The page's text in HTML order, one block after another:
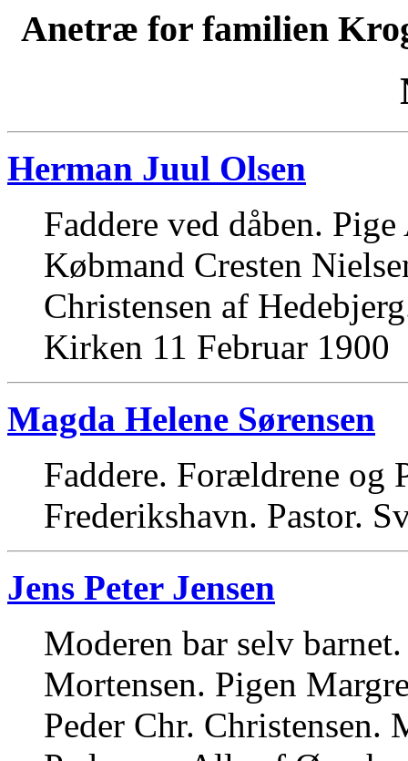
Anetræ for familien
Herman Juul Olsen
Faddere ved dåben.
Købmand Cresten
Christensen af
Kirken 11 Februar 1900
Magda Helene Sørensen
Faddere. Forældrene og
Frederikshavn. Pastor.
Jens Peter Jensen
Moderen bar selv
Mortensen. Pigen
Peder Chr. Christensen.